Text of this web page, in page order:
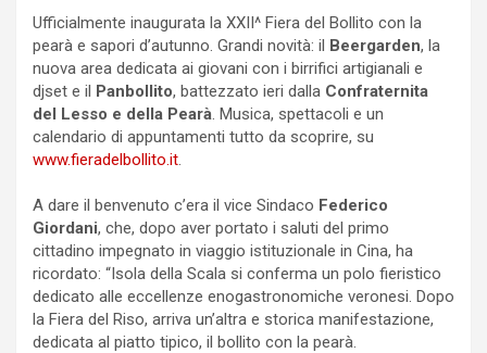
Ufficialmente inaugurata la XXII^ Fiera del Bollito con la
pearà e sapori d’autunno. Grandi novità: il Beergarden, la
nuova area dedicata ai giovani con i birrifici artigianali e
djset e il Panbollito, battezzato ieri dalla Confraternita
del Lesso e della Pearà. Musica, spettacoli e un
calendario di appuntamenti tutto da scoprire, su
www.fieradelbollito.it.
A dare il benvenuto c’era il vice Sindaco Federico
Giordani, che, dopo aver portato i saluti del primo
cittadino impegnato in viaggio istituzionale in Cina, ha
ricordato: “Isola della Scala si conferma un polo fieristico
dedicato alle eccellenze enogastronomiche veronesi. Dopo
la Fiera del Riso, arriva un’altra e storica manifestazione,
dedicata al piatto tipico, il bollito con la pearà.